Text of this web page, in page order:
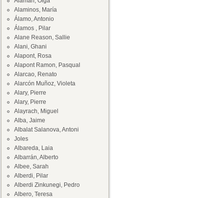
Alaminos, María
Álamo, Antonio
Álamos , Pilar
Alane Reason, Sallie
Alani, Ghani
Alapont, Rosa
Alapont Ramon, Pasqual
Alarcao, Renato
Alarcón Muñoz, Violeta
Alary, Pierre
Alary, Pierre
Alayrach, Miguel
Alba, Jaime
Albalat Salanova, Antoni
Joles
Albareda, Laia
Albarrán, Alberto
Albee, Sarah
Alberdi, Pilar
Alberdi Zinkunegi, Pedro
Albero, Teresa